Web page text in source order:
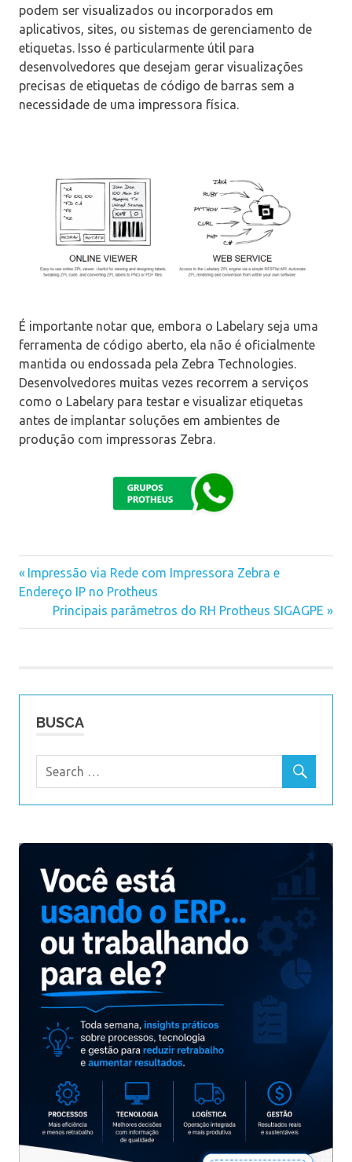
podem ser visualizados ou incorporados em
aplicativos, sites, ou sistemas de gerenciamento de
etiquetas. Isso é particularmente útil para
desenvolvedores que desejam gerar visualizações
precisas de etiquetas de código de barras sem a
necessidade de uma impressora física.
É importante notar que, embora o Labelary seja uma
ferramenta de código aberto, ela não é oficialmente
mantida ou endossada pela Zebra Technologies.
Desenvolvedores muitas vezes recorrem a serviços
como o Labelary para testar e visualizar etiquetas
antes de implantar soluções em ambientes de
produção com impressoras Zebra.
Navegação
Previous
Post:
Impressão via Rede com Impressora Zebra e
Endereço IP no Protheus
Next
Post:
Principais parâmetros do RH Protheus SIGAGPE
BUSCA